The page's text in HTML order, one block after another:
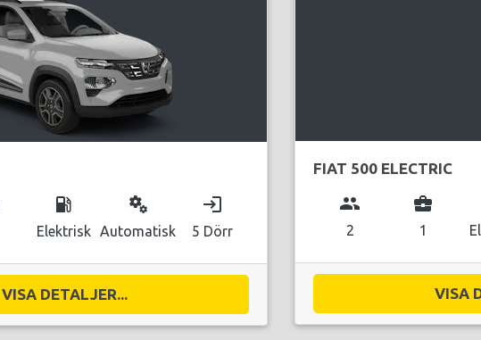
local_gas_station
Elektrisk
miscellaneous_services
Automatisk
login
5 Dörr
VISA DETALJER...
FIAT 500 ELECTRIC
group
2
business_center
1
VISA